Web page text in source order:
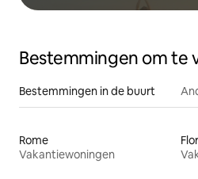
Bestemmingen om te
Bestemmingen in de buurt
Rome
Vakantiewoningen